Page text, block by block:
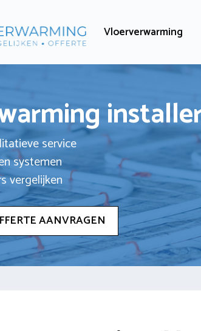
Vloerverwarming
service
systemen
vergelijken
AANVRAGEN